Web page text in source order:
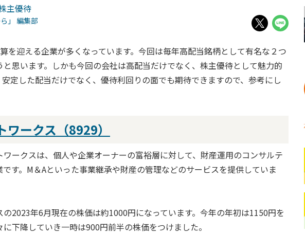
主優待
ら」 編集部
を迎える企業が多くなっています。今回は毎年高配当銘柄として有名な２つ
思います。しかも今回の会社は高配当だけでなく、株主優待として魅力的
定した配当だけでなく、優待利回りの面でも期待できますので、参考にし
ークス（8929）
ークスは、個人や企業オーナーの富裕層に対して、財産運用のコンサルテ
す。M＆Aといった事業継承や財産の管理などのサービスを提供していま
2023年6月現在の株価は約1000円になっています。今年の年初は1150円を
下降していき一時は900円前半の株価をつけました。